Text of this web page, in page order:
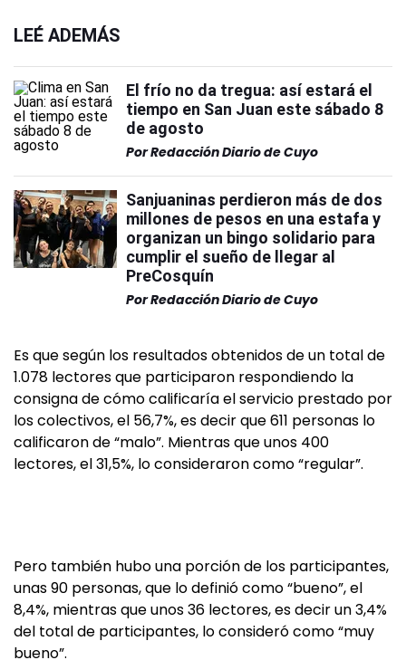
LEÉ ADEMÁS
El frío no da tregua: así estará el
tiempo en San Juan este sábado 8
de agosto
PorRedacción Diario de Cuyo
Sanjuaninas perdieron más de dos
millones de pesos en una estafa y
organizan un bingo solidario para
cumplir el sueño de llegar al
PreCosquín
PorRedacción Diario de Cuyo
Es que según los resultados obtenidos de un total de
1.078 lectores que participaron respondiendo la
consigna de cómo calificaría el servicio prestado por
los colectivos, el 56,7%, es decir que 611 personas lo
calificaron de “malo”. Mientras que unos 400
lectores, el 31,5%, lo consideraron como “regular”.
Pero también hubo una porción de los participantes,
unas 90 personas, que lo definió como “bueno”, el
8,4%, mientras que unos 36 lectores, es decir un 3,4%
del total de participantes, lo consideró como “muy
bueno”.